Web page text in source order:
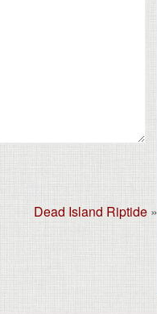
Dead Island Riptide»